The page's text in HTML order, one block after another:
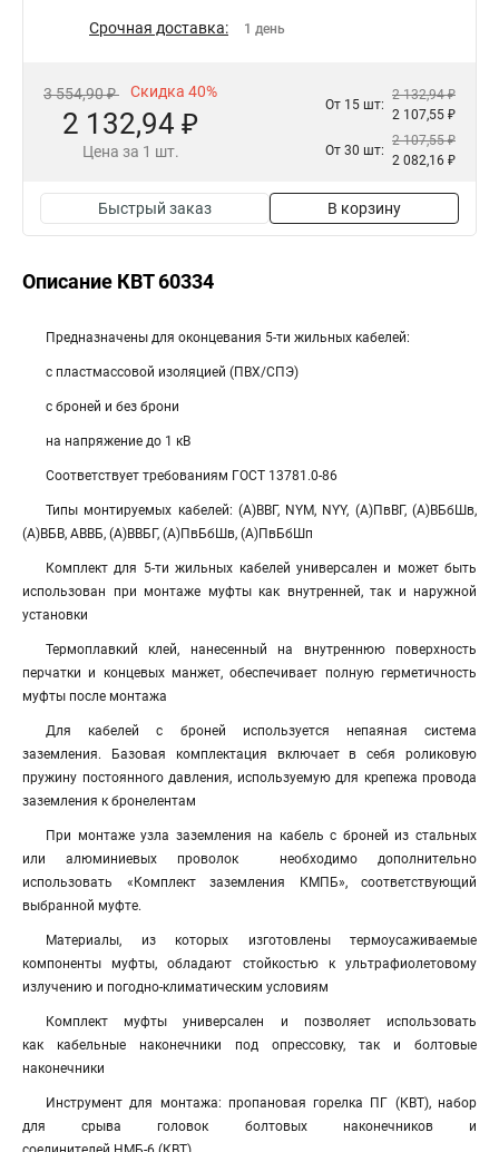
Срочная доставка: 1 день
3 554,90 ₽ Скидка 40%
2 132,94 ₽
Цена за 1 шт.
От 15 шт:
2 132,94 ₽
2 107,55 ₽
От 30 шт:
2 107,55 ₽
2 082,16 ₽
Быстрый заказ В корзину
Описание КВТ 60334
Предназначены для оконцевания 5-ти жильных кабелей:
с пластмассовой изоляцией (ПВХ/СПЭ)
с броней и без брони
на напряжение до 1 кВ
Соответствует требованиям ГОСТ 13781.0-86
Типы монтируемых кабелей: (А)ВВГ, NYM, NYY, (А)ПвВГ, (А)ВБбШв,
(А)ВБВ, АВВБ, (А)ВВБГ, (А)ПвБбШв, (А)ПвБбШп
Комплект для 5-ти жильных кабелей универсален и может быть
использован при монтаже муфты как внутренней, так и наружной
установки
Термоплавкий клей, нанесенный на внутреннюю поверхность
перчатки и концевых манжет, обеспечивает полную герметичность
муфты после монтажа
Для кабелей с броней используется непаяная система
заземления. Базовая комплектация включает в себя роликовую
пружину постоянного давления, используемую для крепежа провода
заземления к бронелентам
При монтаже узла заземления на кабель с броней из стальных
или алюминиевых проволок необходимо дополнительно
использовать «Комплект заземления КМПБ», соответствующий
выбранной муфте.
Материалы, из которых изготовлены термоусаживаемые
компоненты муфты, обладают стойкостью к ультрафиолетовому
излучению и погодно-климатическим условиям
Комплект муфты универсален и позволяет использовать
как кабельные наконечники под опрессовку, так и болтовые
наконечники
Инструмент для монтажа: пропановая горелка ПГ (КВТ), набор
для срыва головок болтовых наконечников и